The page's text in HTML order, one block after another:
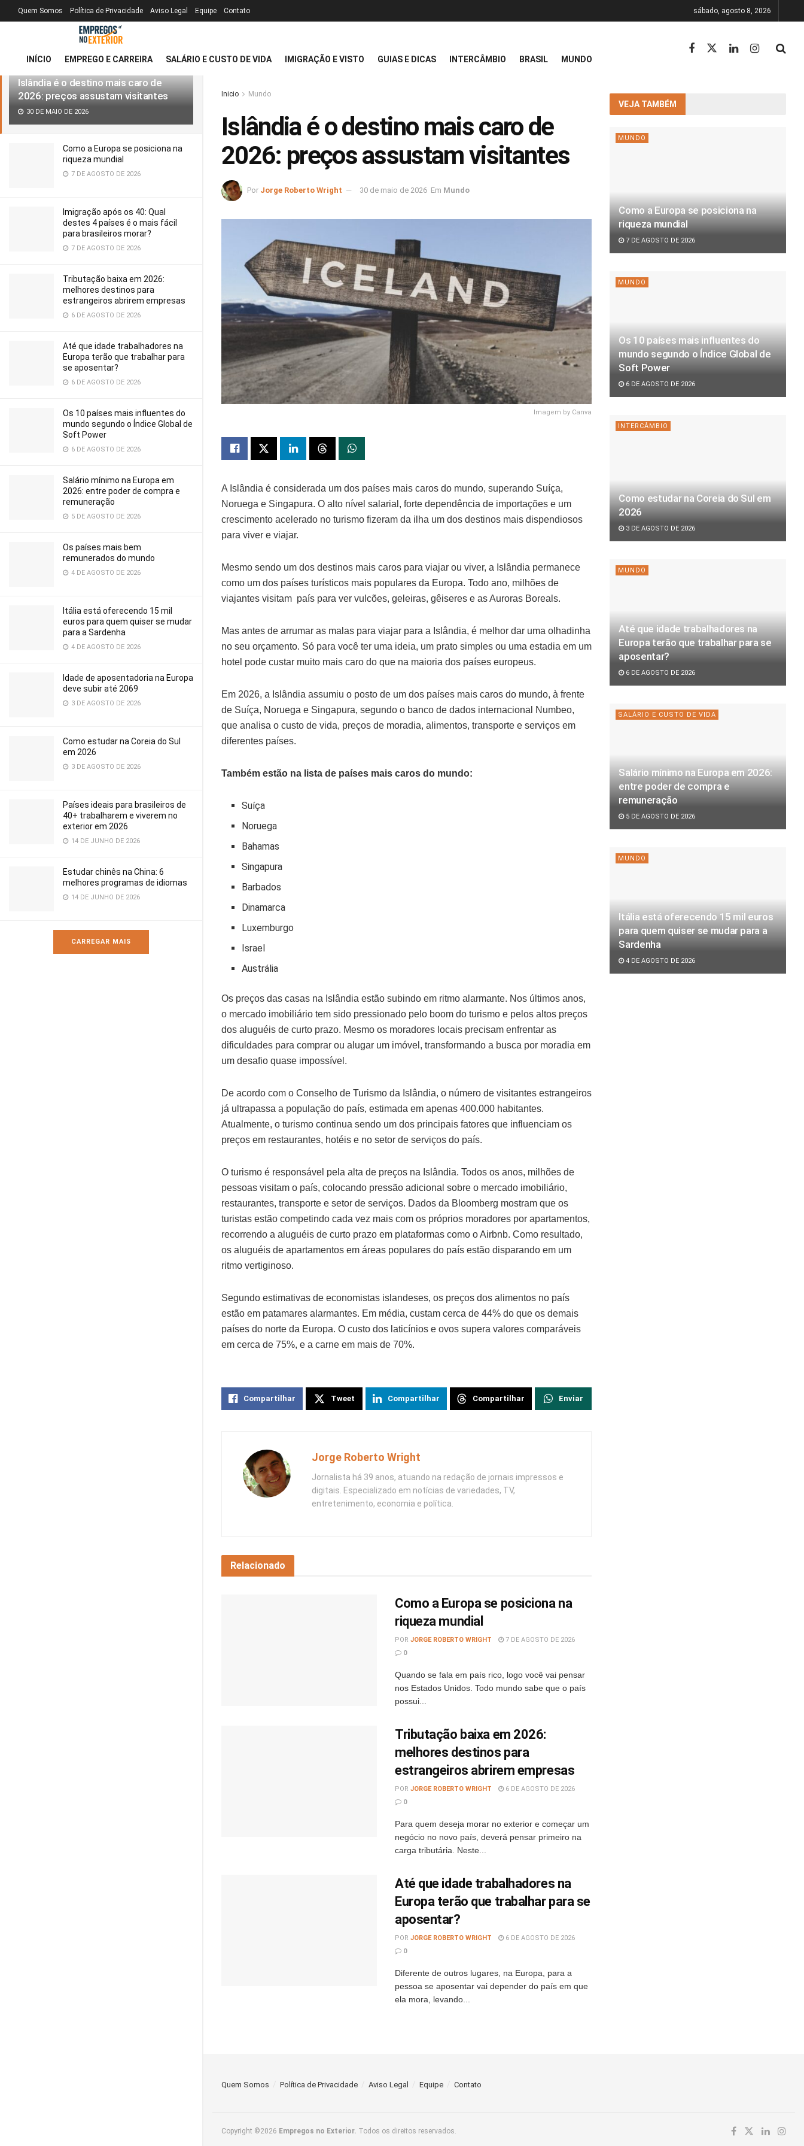
MAIS RECENTE TENDÊNCIAS Filtro
Islândia é o destino mais caro de
2026: preços assustam visitantes
30 DE MAIO DE 2026
Como a Europa se posiciona na
riqueza mundial
7 DE AGOSTO DE 2026
Imigração após os 40: Qual
destes 4 países é o mais fácil
para brasileiros morar?
7 DE AGOSTO DE 2026
Tributação baixa em 2026:
melhores destinos para
estrangeiros abrirem empresas
6 DE AGOSTO DE 2026
Até que idade trabalhadores na
Europa terão que trabalhar para
se aposentar?
6 DE AGOSTO DE 2026
Os 10 países mais influentes do
mundo segundo o Índice Global de
Soft Power
6 DE AGOSTO DE 2026
Salário mínimo na Europa em
2026: entre poder de compra e
remuneração
5 DE AGOSTO DE 2026
Os países mais bem
remunerados do mundo
4 DE AGOSTO DE 2026
Itália está oferecendo 15 mil
euros para quem quiser se mudar
para a Sardenha
4 DE AGOSTO DE 2026
Idade de aposentadoria na Europa
deve subir até 2069
3 DE AGOSTO DE 2026
Como estudar na Coreia do Sul
em 2026
3 DE AGOSTO DE 2026
Países ideais para brasileiros de
40+ trabalharem e viverem no
exterior em 2026
14 DE JUNHO DE 2026
Estudar chinês na China: 6
melhores programas de idiomas
14 DE JUNHO DE 2026
CARREGAR MAIS
Quem Somos Política de Privacidade Aviso Legal Equipe Contato sábado, agosto 8, 2026
INÍCIO EMPREGO E CARREIRA SALÁRIO E CUSTO DE VIDA IMIGRAÇÃO E VISTO GUIAS E DICAS INTERCÂMBIO BRASIL MUNDO
Inicio Mundo
Islândia é o destino mais caro de
2026: preços assustam visitantes
Por Jorge Roberto Wright 30 de maio de 2026 Em Mundo
Imagem by Canva
A Islândia é considerada um dos países mais caros do mundo, superando Suíça,
Noruega e Singapura. O alto nível salarial, forte dependência de importações e um
crescimento acelerado no turismo fizeram da ilha um dos destinos mais dispendiosos
para viver e viajar.
Mesmo sendo um dos destinos mais caros para viajar ou viver, a Islândia permanece
como um dos países turísticos mais populares da Europa. Todo ano, milhões de
viajantes visitam país para ver vulcões, geleiras, gêiseres e as Auroras Boreals.
Mas antes de arrumar as malas para viajar para a Islândia, é melhor dar uma olhadinha
no seu orçamento. Só para você ter uma ideia, um prato simples ou uma estadia em um
hotel pode custar muito mais caro do que na maioria dos países europeus.
Em 2026, a Islândia assumiu o posto de um dos países mais caros do mundo, à frente
de Suíça, Noruega e Singapura, segundo o banco de dados internacional Numbeo,
que analisa o custo de vida, preços de moradia, alimentos, transporte e serviços em
diferentes países.
Também estão na lista de países mais caros do mundo:
Suíça
Noruega
Bahamas
Singapura
Barbados
Dinamarca
Luxemburgo
Israel
Austrália
Os preços das casas na Islândia estão subindo em ritmo alarmante. Nos últimos anos,
o mercado imobiliário tem sido pressionado pelo boom do turismo e pelos altos preços
dos aluguéis de curto prazo. Mesmo os moradores locais precisam enfrentar as
dificuldades para comprar ou alugar um imóvel, transformando a busca por moradia em
um desafio quase impossível.
De acordo com o Conselho de Turismo da Islândia, o número de visitantes estrangeiros
já ultrapassa a população do país, estimada em apenas 400.000 habitantes.
Atualmente, o turismo continua sendo um dos principais fatores que influenciam os
preços em restaurantes, hotéis e no setor de serviços do país.
O turismo é responsável pela alta de preços na Islândia. Todos os anos, milhões de
pessoas visitam o país, colocando pressão adicional sobre o mercado imobiliário,
restaurantes, transporte e setor de serviços. Dados da Bloomberg mostram que os
turistas estão competindo cada vez mais com os próprios moradores por apartamentos,
recorrendo a aluguéis de curto prazo em plataformas como o Airbnb. Como resultado,
os aluguéis de apartamentos em áreas populares do país estão disparando em um
ritmo vertiginoso.
Segundo estimativas de economistas islandeses, os preços dos alimentos no país
estão em patamares alarmantes. Em média, custam cerca de 44% do que os demais
países do norte da Europa. O custo dos laticínios e ovos supera valores comparáveis
em cerca de 75%, e a carne em mais de 70%.
Compartilhar Tweet Compartilhar Compartilhar Enviar
Jorge Roberto Wright
Jornalista há 39 anos, atuando na redação de jornais impressos e
digitais. Especializado em notícias de variedades, TV,
entretenimento, economia e política.
Relacionado
Como a Europa se posiciona na
riqueza mundial
POR JORGE ROBERTO WRIGHT
7 DE AGOSTO DE 2026
0
Quando se fala em país rico, logo você vai pensar
nos Estados Unidos. Todo mundo sabe que o país
possui...
Tributação baixa em 2026:
melhores destinos para
estrangeiros abrirem empresas
POR JORGE ROBERTO WRIGHT
6 DE AGOSTO DE 2026
0
Para quem deseja morar no exterior e começar um
negócio no novo país, deverá pensar primeiro na
carga tributária. Neste...
Até que idade trabalhadores na
Europa terão que trabalhar para se
aposentar?
POR JORGE ROBERTO WRIGHT
6 DE AGOSTO DE 2026
0
Diferente de outros lugares, na Europa, para a
pessoa se aposentar vai depender do país em que
ela mora, levando...
VEJA TAMBÉM
MUNDO
Como a Europa se posiciona na
riqueza mundial
7 DE AGOSTO DE 2026
MUNDO
Os 10 países mais influentes do
mundo segundo o Índice Global de
Soft Power
6 DE AGOSTO DE 2026
INTERCÂMBIO
Como estudar na Coreia do Sul em
2026
3 DE AGOSTO DE 2026
MUNDO
Até que idade trabalhadores na
Europa terão que trabalhar para se
aposentar?
6 DE AGOSTO DE 2026
SALÁRIO E CUSTO DE VIDA
Salário mínimo na Europa em 2026:
entre poder de compra e
remuneração
5 DE AGOSTO DE 2026
MUNDO
Itália está oferecendo 15 mil euros
para quem quiser se mudar para a
Sardenha
4 DE AGOSTO DE 2026
Quem Somos Política de Privacidade Aviso Legal Equipe Contato
Copyright ©2026 Empregos no Exterior. Todos os direitos reservados.